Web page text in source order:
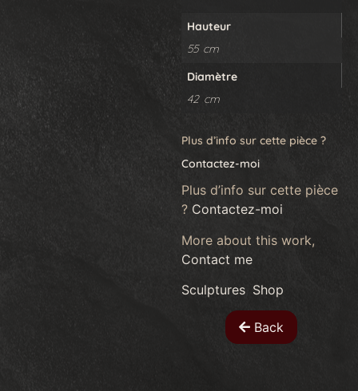
Hauteur
55 cm
Diamètre
42 cm
Plus d’info sur cette pièce ?
Contactez-moi
Plus d’info sur cette pièce
? Contactez-moi
More about this work,
Contact me
Sculptures, Shop
Back